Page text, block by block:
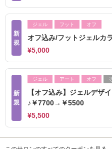
新
規
ジェル フット オフ
オフ込み/フットジェルカ
¥5,000
新
規
ジェル アート オフ
【オフ込み】ジェルデザ
♪￥7700→￥5500
¥5,500